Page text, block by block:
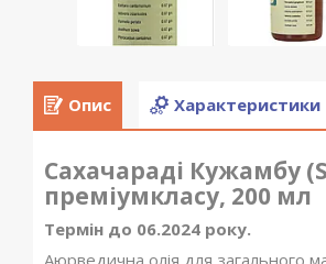
Опис Характеристики
Сахачараді Кужамбу
преміумкласу, 200 мл
Термін до 06.2024 року.